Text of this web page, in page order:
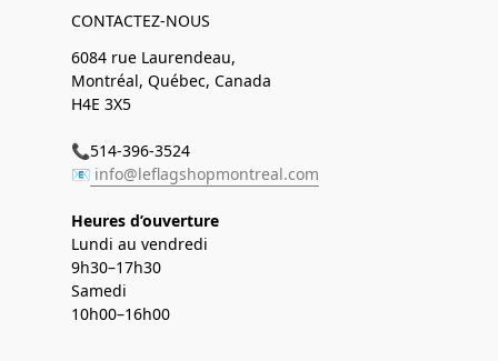
CONTACTEZ-NOUS
6084 rue Laurendeau,
Montréal, Québec, Canada
H4E 3X5
📞514-396-3524
📧 info@leflagshopmontreal.com
Heures d’ouverture
Lundi au vendredi
9h30–17h30
Samedi
10h00–16h00